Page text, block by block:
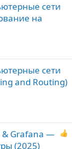
сети
на
сети
and Routing)
& Grafana —
(2025)